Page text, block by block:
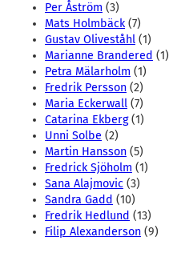
Per Åström (3)
Mats Holmbäck(7)
Gustav Oliveståhl (1)
Marianne Brandered (1)
Petra Mälarholm (1)
Fredrik Persson (2)
Maria Eckerwall (7)
Catarina Ekberg(1)
Unni Solbe (2)
Martin Hansson (5)
Fredrick Sjöholm (1)
Sana Alajmovic (3)
Sandra Gadd (10)
Fredrik Hedlund (13)
Filip Alexanderson (9)